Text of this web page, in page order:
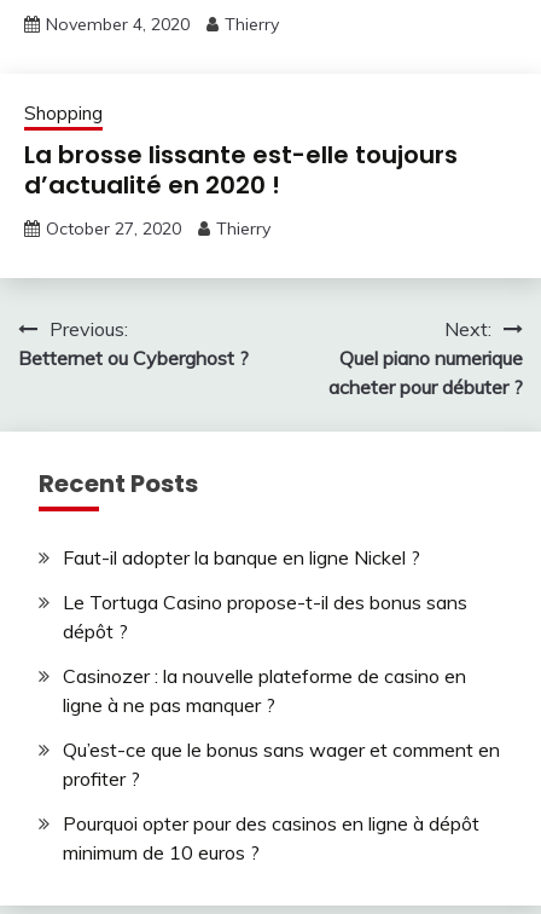
November 4, 2020 Thierry
Shopping
La brosse lissante est-elle toujours
d’actualité en 2020 !
October 27, 2020 Thierry
Post
navigation
Previous:
Betternet ou Cyberghost ?
Next:
Quel piano numerique
acheter pour débuter ?
Recent Posts
Faut-il adopter la banque en ligne Nickel ?
Le Tortuga Casino propose-t-il des bonus sans
dépôt ?
Casinozer : la nouvelle plateforme de casino en
ligne à ne pas manquer ?
Qu’est-ce que le bonus sans wager et comment en
profiter ?
Pourquoi opter pour des casinos en ligne à dépôt
minimum de 10 euros ?